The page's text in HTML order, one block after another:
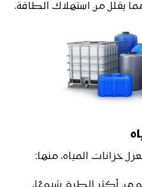
مما يقلل من استهلاك الطاقة.
خزانات المياه، منها: